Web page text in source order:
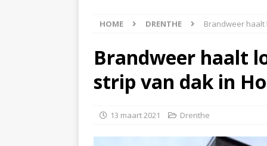
[ 4 augustus 2026 ]
Hoogeveen(Video)
NIEUWS
[ 6 augustus 2026 ]
HOME DRENTHE Brandweer haalt
Brandweer haalt
strip van dak in
13 maart 2021 Drenthe